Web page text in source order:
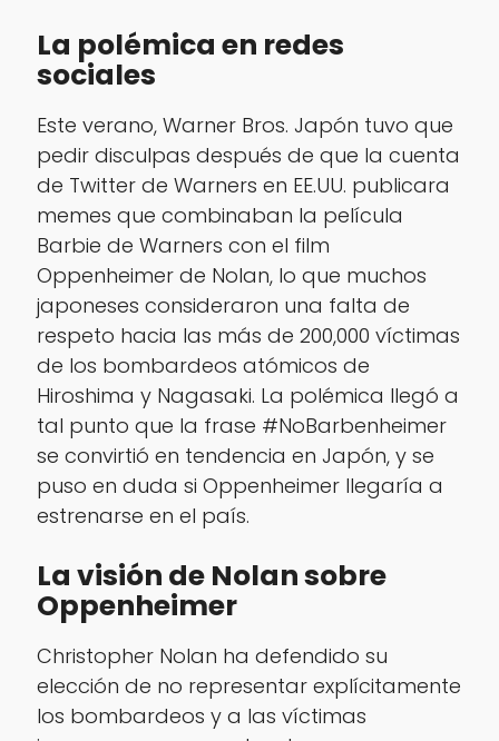
La polémica en redes
sociales
Este verano, Warner Bros. Japón tuvo que
pedir disculpas después de que la cuenta
de Twitter de Warners en EE.UU. publicara
memes que combinaban la película
Barbie de Warners con el film
Oppenheimer de Nolan, lo que muchos
japoneses consideraron una falta de
respeto hacia las más de 200,000 víctimas
de los bombardeos atómicos de
Hiroshima y Nagasaki. La polémica llegó a
tal punto que la frase #NoBarbenheimer
se convirtió en tendencia en Japón, y se
puso en duda si Oppenheimer llegaría a
estrenarse en el país.
La visión de Nolan sobre
Oppenheimer
Christopher Nolan ha defendido su
elección de no representar explícitamente
los bombardeos y a las víctimas